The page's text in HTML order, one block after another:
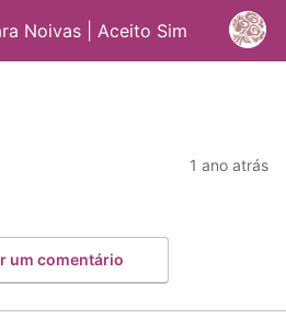
Noivas | Aceito Sim
1 ano atrás
um comentário